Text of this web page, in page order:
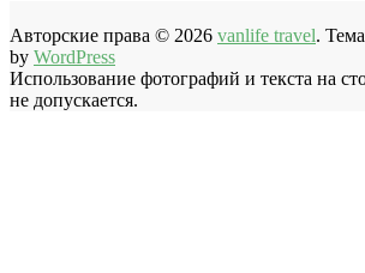
Авторские права © 2026 vanlife travel.
by WordPress
Использование фотографий и текста на
не допускается.